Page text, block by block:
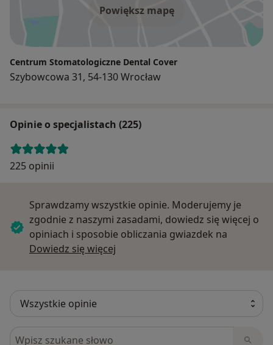
Powiększ mapę
Centrum Stomatologiczne Dental Cover
Szybowcowa 31, 54-130 Wrocław
Opinie o specjalistach (225)
225 opinii
Sprawdzamy wszystkie opinie. Moderujemy je
zgodnie z naszymi zasadami, dowiedz się więcej o
opiniach i sposobie obliczania gwiazdek na
Dowiedz się więcej
Szukaj w opiniach